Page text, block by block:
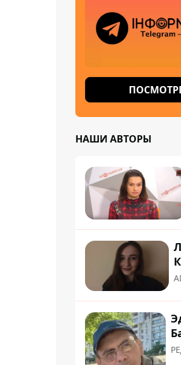
НАШИ АВТОРЫ